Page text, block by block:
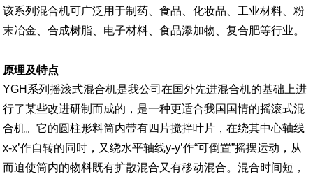
该系列混合机可广泛用于制药、食品、化妆品、工业材料、粉
末冶金、合成树脂、电子材料、食品添加物、复合肥等行业。
原理及特点
YGH系列摇滚式混合机是我公司在国外先进混合机的基础上进
行了某些改进研制而成的，是一种更适合我国国情的摇滚式混
合机。它的圆柱形料筒内带有四片搅拌叶片，在绕其中心轴线
x-x’作自转的同时，又绕水平轴线y-y’作“可倒置”摇摆运动，从
而迫使筒内的物料既有扩散混合又有移动混合。混合时间短，